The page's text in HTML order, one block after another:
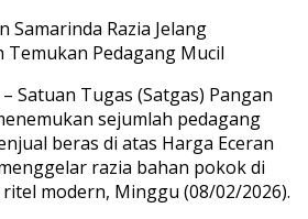
– Satuan Tugas (Satgas) Pangan
sejumlah pedagang
beras di atas Harga Eceran
razia bahan pokok di
modern, Minggu (08/02/2026).